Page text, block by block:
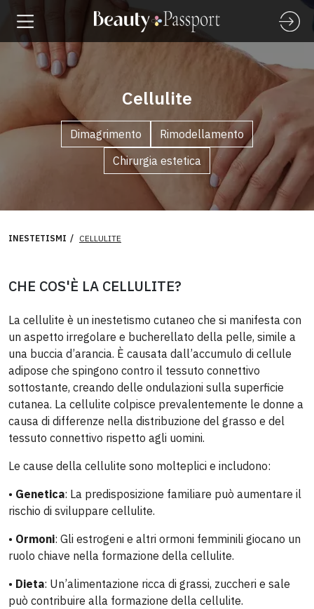
Cellulite
Dimagrimento
Rimodellamento
Chirurgia estetica
INESTETISMI CELLULITE
CHE COS'È LA CELLULITE?
La cellulite è un inestetismo cutaneo che si manifesta con
un aspetto irregolare e bucherellato della pelle, simile a
una buccia d’arancia. È causata dall’accumulo di cellule
adipose che spingono contro il tessuto connettivo
sottostante, creando delle ondulazioni sulla superficie
cutanea. La cellulite colpisce prevalentemente le donne a
causa di differenze nella distribuzione del grasso e del
tessuto connettivo rispetto agli uomini.
Le cause della cellulite sono molteplici e includono:
• Genetica: La predisposizione familiare può aumentare il
rischio di sviluppare cellulite.
• Ormoni: Gli estrogeni e altri ormoni femminili giocano un
ruolo chiave nella formazione della cellulite.
• Dieta: Un’alimentazione ricca di grassi, zuccheri e sale
può contribuire alla formazione della cellulite.